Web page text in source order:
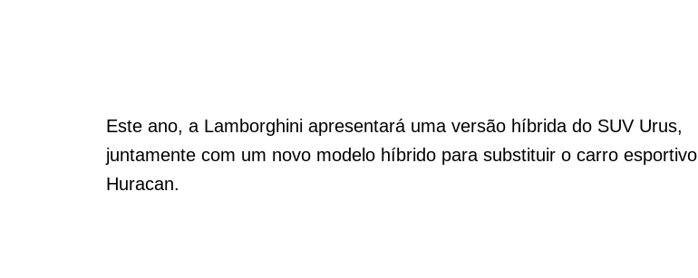
Este ano, a Lamborghini apresentará uma versão híbrida do SUV Urus,
juntamente com um novo modelo híbrido para substituir o carro esportivo
Huracan.